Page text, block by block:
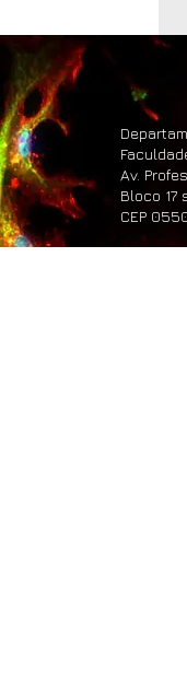
Av.
Bloco 17
CEP